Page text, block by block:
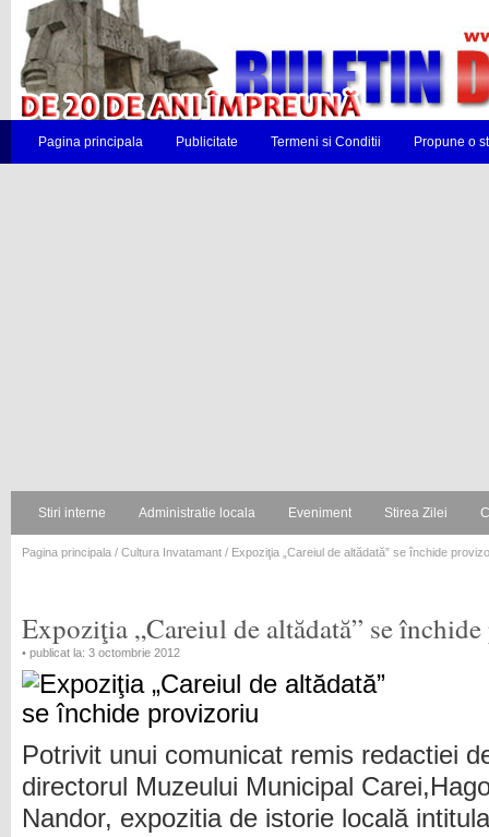
Pagina principala Publicitate Termeni si Conditii Propune o
Stiri interne Administratie locala Eveniment Stirea Zilei
Pagina principala / Cultura Invatamant / Expoziţia „Careiul de altădată” se închide
Expoziţia „Careiul de altădată” se
• publicat la: 3 octombrie 2012
Potrivit unui comunicat remis redactiei
directorul Muzeului Municipal
Nandor, expozitia de istorie locală